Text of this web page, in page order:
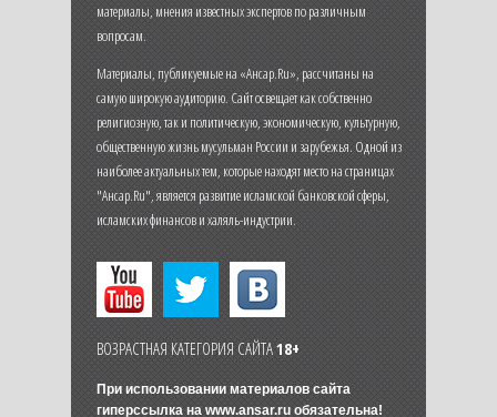
материалы, мнения известных экспертов по различным
вопросам.
Материалы, публикуемые на «Ансар.Ru», рассчитаны на
самую широкую аудиторию. Сайт освещает как собственно
религиозную, так и политическую, экономическую, культурную,
общественную жизнь мусульман России и зарубежья. Одной из
наиболее актуальных тем, которые находят место на страницах
"Ансар.Ru", является развитие исламской банковской сферы,
исламских финансов и халяль-индустрии.
ВОЗРАСТНАЯ КАТЕГОРИЯ САЙТА18+
При использовании материалов сайта
гиперссылка на www.ansar.ruобязательна!